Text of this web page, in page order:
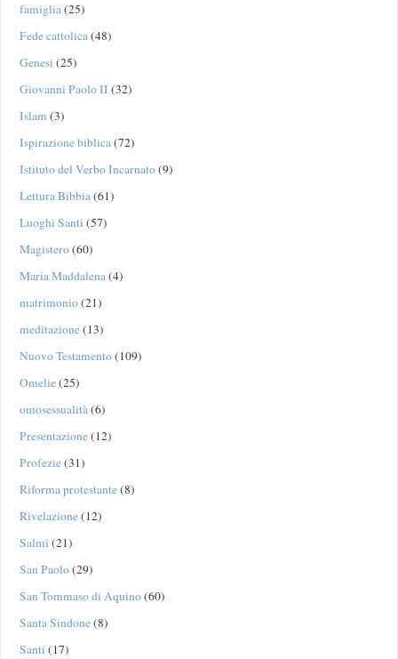
famiglia(25)
Fede cattolica(48)
Genesi (25)
Giovanni Paolo II (32)
Islam (3)
Ispirazione biblica(72)
Istituto del Verbo Incarnato(9)
Lettura Bibbia(61)
Luoghi Santi (57)
Magistero(60)
Maria Maddalena(4)
matrimonio(21)
meditazione(13)
Nuovo Testamento(109)
Omelie(25)
omosessualità(6)
Presentazione(12)
Profezie(31)
Riforma protestante(8)
Rivelazione(12)
Salmi (21)
San Paolo(29)
San Tommaso di Aquino(60)
Santa Sindone(8)
Santi (17)